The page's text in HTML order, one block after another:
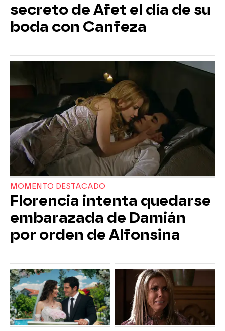
secreto de Afet el día de su
boda con Canfeza
MOMENTO DESTACADO
Florencia intenta quedarse
embarazada de Damián
por orden de Alfonsina